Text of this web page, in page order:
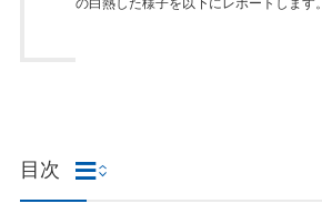
の白熱した様子を以下にレポートします。
目次